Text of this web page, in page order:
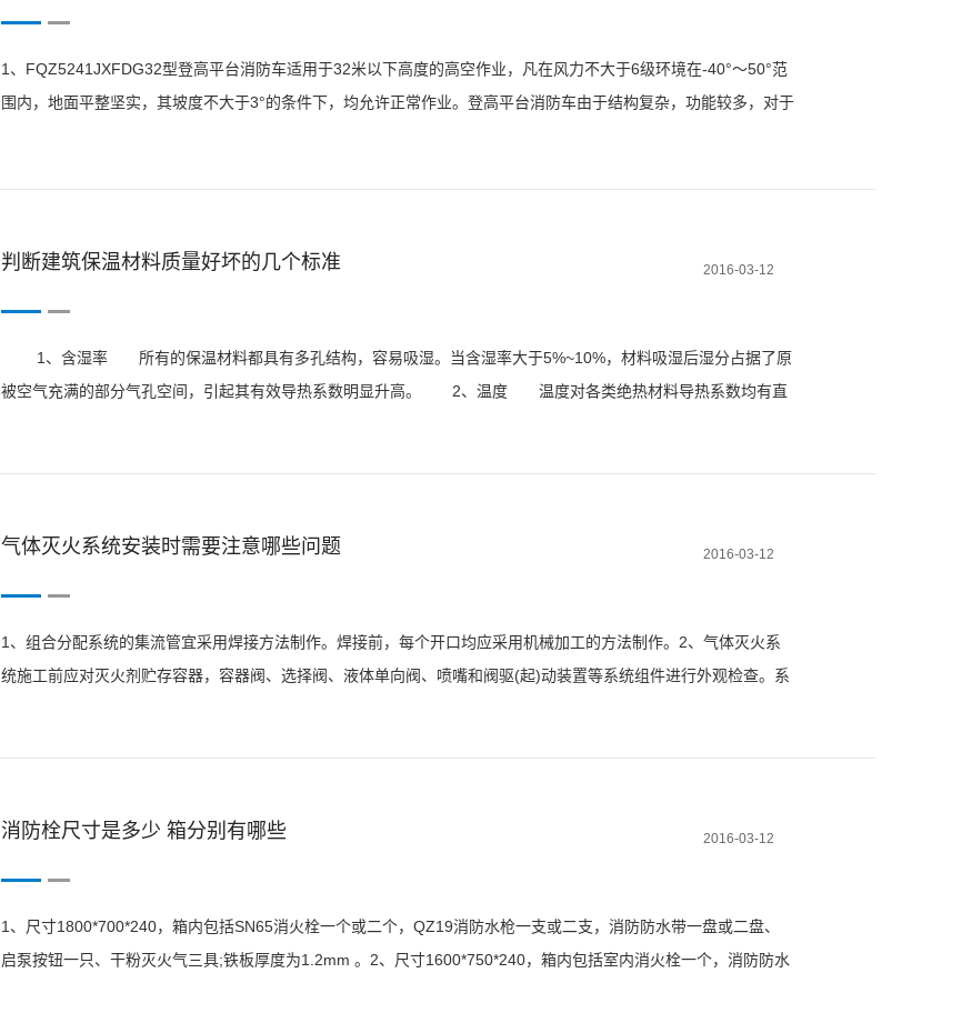
1、FQZ5241JXFDG32型登高平台消防车适用于32米以下高度的高空作业，凡在风力不大于6级环境在-40°～50°范
围内，地面平整坚实，其坡度不大于3°的条件下，均允许正常作业。登高平台消防车由于结构复杂，功能较多，对于
判断建筑保温材料质量好坏的几个标准 2016-03-12
1、含湿率 所有的保温材料都具有多孔结构，容易吸湿。当含湿率大于5%~10%，材料吸湿后湿分占据了原
被空气充满的部分气孔空间，引起其有效导热系数明显升高。 2、温度 温度对各类绝热材料导热系数均有直
气体灭火系统安装时需要注意哪些问题 2016-03-12
1、组合分配系统的集流管宜采用焊接方法制作。焊接前，每个开口均应采用机械加工的方法制作。2、气体灭火系
统施工前应对灭火剂贮存容器，容器阀、选择阀、液体单向阀、喷嘴和阀驱(起)动装置等系统组件进行外观检查。系
消防栓尺寸是多少 箱分别有哪些 2016-03-12
1、尺寸1800*700*240，箱内包括SN65消火栓一个或二个，QZ19消防水枪一支或二支，消防防水带一盘或二盘、
启泵按钮一只、干粉灭火气三具;铁板厚度为1.2mm 。2、尺寸1600*750*240，箱内包括室内消火栓一个，消防防水